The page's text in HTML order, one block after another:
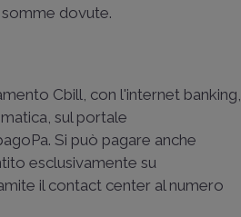
dovute.
Cbill, con l'internet banking,
sul portale
Si può pagare anche
esclusivamente su
il contact center al numero